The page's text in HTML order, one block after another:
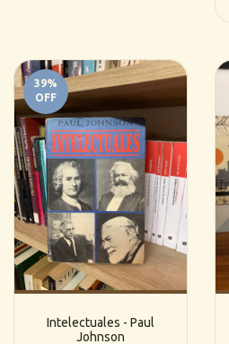
39%
OFF
Intelectuales - Paul
Johnson